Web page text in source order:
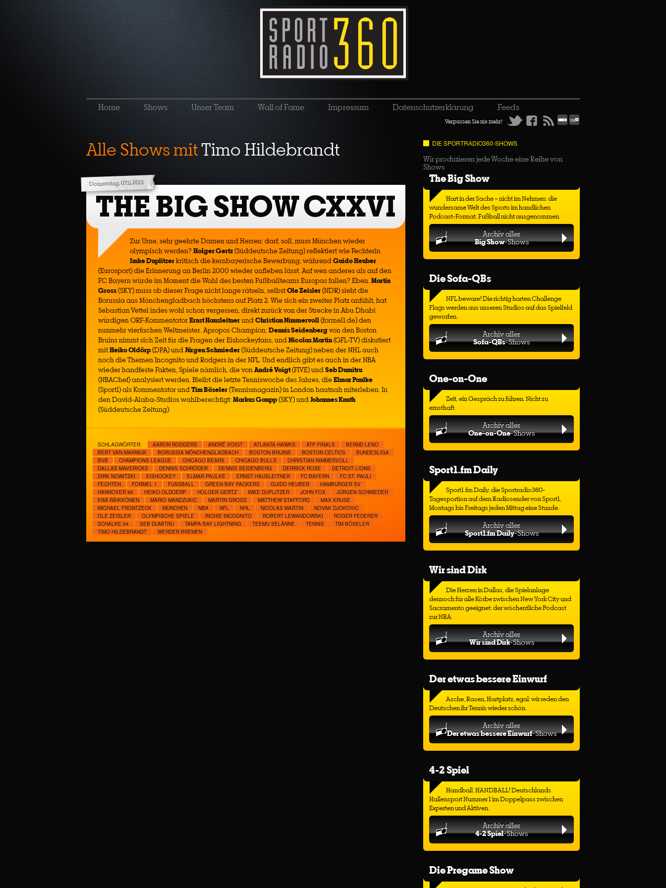
Home Shows Unser Team Wall of Fame Impressum Datenschutzerklärung Feeds
Verpassen Sie nix mehr!
Alle Shows mitTimo Hildebrandt
Donnerstag, 07.11.2013
THE BIG SHOW CXXVI
Zur Urne, sehr geehrte Damen und Herren: darf, soll, muss München wieder
olympisch werden? Holger Gertz(Süddeutsche Zeitung) reflektiert wie Fechterin
Imke Duplitzerkritisch die kernbayerische Bewerbung, währendGuido Heuber
(Eurosport) die Erinnerung an Berlin 2000 wieder aufleben lässt. Auf wen anderes als auf den
FC Bayern würde im Moment die Wahl des besten Fußballteams Europas fallen? Eben.Martin
Gross(SKY) muss ob dieser Frage nicht lange rätseln, selbstOle Zeisler(NDR) sieht die
Borussia aus Mönchengladbach höchstens auf Platz 2. Wie sich ein zweiter Platz anfühlt, hat
Sebastian Vettel indes wohl schon vergessen, direkt zurück von der Strecke in Abu Dhabi
würdigen ORF-KommentatorErnst HausleitnerundChristian Nimmervoll(formel1.de) den
nunmehr vierfachen Weltmeister. Apropos Champion:Dennis Seidenbergvon den Boston
Bruins nimmt sich Zeit für die Fragen der Eishockeyfans, undNicolas Martin(GFL-TV) diskutiert
mitHeiko Oldörp(DPA) undJürgen Schmieder(Süddeutsche Zeitung) neben der NHL auch
noch die Themen Incognito und Rodgers in der NFL. Und endlich gibt es auch in der NBA
wieder handfeste Fakten, Spiele nämlich, die vonAndré Voigt(FIVE) undSeb Dumitru
(NBAChef) analysiert werden. Bleibt die letzte Tenniswoche des Jahres, dieElmar Paulke
(Sport1) als Kommentator undTim Böseler(Tennismagazin) in London hautnah miterleben. In
den David-Alaba-Studios wahlberechtigt:Markus Gaupp(SKY) undJohannes Knuth
(Süddeutsche Zeitung).
SCHLAGWÖRTER: AARON RODGERS ANDRÉ VOIGT ATLANTA HAWKS ATP FINALS
BERND LENO
BERT VAN MARWIJK
BORUSSIA MÖNCHENGLADBACH BOSTON BRUINS BOSTON CELTICS
BUNDESLIGA
BVB
CHAMPIONS LEAGUE CHICAGO BEARS CHICAGO BULLS
CHRISTIAN NIMMERVOLL
DALLAS MAVERICKS
DENNIS SCHRÖDER DENNIS SEIDENBERG DERRICK ROSE
DETROIT LIONS
DIRK NOWITZKI
EISHOCKEY ELMAR PAULKE ERNST HAUSLEITNER FC BAYERN
FC ST. PAULI
FECHTEN
FORMEL 1 FUSSBALL GREEN BAY PACKERS GUIDO HEUBER
HAMBURGER SV
HANNOVER 96
HEIKO OLDOERP HOLGER GERTZ IMKE DUPLITZER JOHN FOX
JÜRGEN SCHMIEDER
KIMI RÄIKKÖNEN
MARIO MANDZUKIC MARTIN GROSS MATTHEW STAFFORD
MAX KRUSE
MICHAEL FRONTZECK
MÜNCHEN NBA NFL NHL NICOLAS MARTIN
NOVAK DJOKOVIC
OLE ZEISLER
OLYMPISCHE SPIELE RICHIE INCOGNITO ROBERT LEWANDOWSKI
ROGER FEDERER
SCHALKE 04
SEB DUMITRU TAMPA BAY LIGHTNING TEEMU SELÄNNE TENNIS
TIM BÖSELER
TIMO HILDEBRANDT
WERDER BREMEN
DIE SPORTRADIO360-SHOWS
Wir produzieren jede Woche eine Reihe von
Shows
The Big Show
Hart in der Sache – nicht im Nehmen: die
wundersame Welt des Sports im handlichen
Podcast-Format. Fußball nicht ausgenommen.
Archiv aller
Big Show-Shows
Die Sofa-QBs
NFL beware! Die richtig harten Challenge
Flags werden aus unseren Studios auf das Spielfeld
geworfen.
Archiv aller
Sofa-QBs-Shows
One-on-One
Zeit, ein Gespräch zu führen. Nicht zu
ernsthaft.
Archiv aller
One-on-One-Shows
Sport1.fm Daily
Sport1.fm Daily, die Sportradio360-
Tagesportion auf dem Radiosender von Sport1,
Montags bis Freitags jeden Mittag eine Stunde.
Archiv aller
Sport1.fm Daily-Shows
Wir sind Dirk
Die Herzen in Dallas, die Spielanlage
dennoch für alle Körbe zwischen New York City und
Sacramento geeignet: der wöchentliche Podcast
zur NBA.
Archiv aller
Wir sind Dirk-Shows
Der etwas bessere Einwurf
Asche, Rasen, Hartplatz, egal: wir reden den
Deutschen ihr Tennis wieder schön.
Archiv aller
Der etwas bessere Einwurf-Shows
4-2 Spiel
Handball. HANDBALL! Deutschlands
Hallensport Nummer 1 im Doppelpass zwischen
Experten und Aktiven.
Archiv aller
4-2 Spiel-Shows
Die Pregame Show